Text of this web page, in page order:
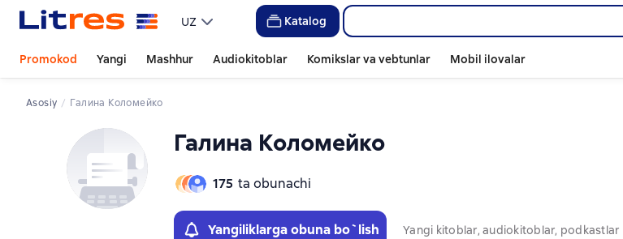
UZ Katalog
Promokod Yangi Mashhur Audiokitoblar Komikslar va vebtunlar Mobil ilovalar
Asosiy Галина Коломейко
Галина Коломейко
175 ta obunachi
Yangiliklarga obuna bo`lish Yangi kitoblar, audiokitoblar,
Слайдер с книгами